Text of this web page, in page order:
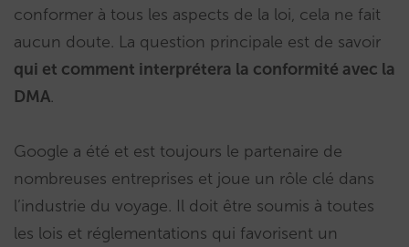
conformer à tous les aspects de la loi, cela ne fait
aucun doute. La question principale est de savoir
qui et comment interprétera la conformité avec la
DMA.
Google a été et est toujours le partenaire de
nombreuses entreprises et joue un rôle clé dans
l’industrie du voyage. Il doit être soumis à toutes
les lois et réglementations qui favorisent un